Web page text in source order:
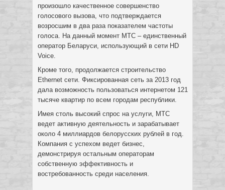
произошло качественное совершенство
голосового вызова, что подтверждается
возросшим в два раза показателем частоты
голоса. На данный момент МТС – единственный
оператор Беларуси, использующий в сети HD
Voice.
Кроме того, продолжается строительство
Ethernet сети. Фиксированная сеть за 2013 год
дала возможность пользоваться интернетом 121
тысяче квартир по всем городам республики.
Имея столь высокий спрос на услуги, МТС
ведет активную деятельность и зарабатывает
около 4 миллиардов белорусских рублей в год.
Компания с успехом ведет бизнес,
демонстрируя остальным операторам
собственную эффективность и
востребованность среди населения.